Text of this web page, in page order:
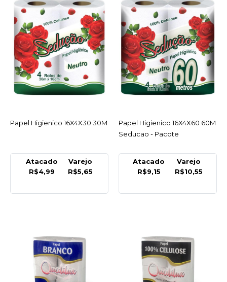
LISTA DE DESEJO
SEDUCAO
Papel Higienico 16X4X30
30M
R$5,65
COMPARAR
SEDUCAO
COMPRAR
COMPARAR
LISTA DE DESEJO
ACESSAR
Papel Higienico 16X4X30 30M
Atacado
R$4,99
Varejo
R$5,65
ACESSAR
Papel Higienico 16X4X60 60M
Seducao - Pacote
Atacado
R$9,15
Varejo
R$10,55